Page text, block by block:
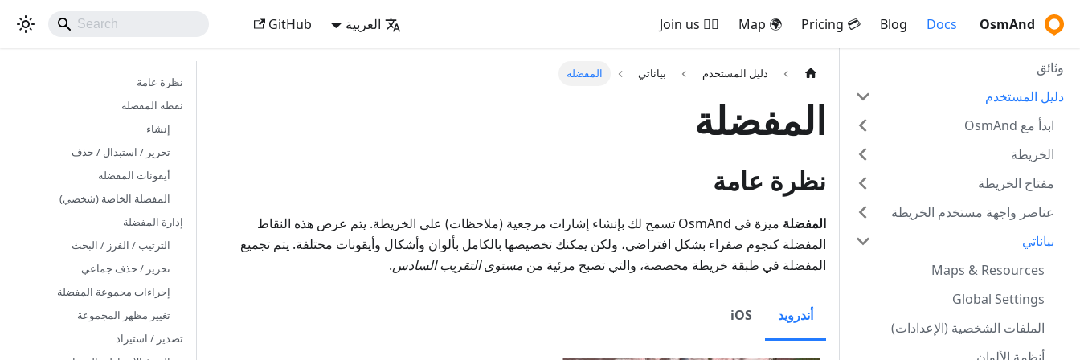
OsmAnd
Docs
Blog
💳 Pricing
🌍 Map
🚵‍♂️ Join us العربية GitHub
وثائق
دليل المستخدم
ابدأ مع OsmAnd
الخريطة
مفتاح الخريطة
عناصر واجهة مستخدم الخريطة
بياناتي
Maps & Resources
Global Settings
الملفات الشخصية (الإعدادات)
دليل المستخدم بياناتي المفضلة
المفضلة
نظرة عامة
المفضلة
ميزة في OsmAnd تسمح لك بإنشاء إشارات مرجعية (ملاحظات) على الخريطة. يتم عرض هذه النقاط
المفضلة كنجوم صفراء بشكل افتراضي، ولكن يمكنك تخصيصها بالكامل بألوان وأشكال وأيقونات مختلفة. يتم تجميع
المفضلة في طبقة خريطة مخصصة، والتي تصبح مرئية من مستوى التقريب السادس.
أندرويد iOS
نظرة عامة
نقطة المفضلة
إنشاء
تحرير / استبدال / حذف
أيقونات المفضلة
المفضلة الخاصة (شخصي)
إدارة المفضلة
الترتيب / الفرز / البحث
تحرير / حذف جماعي
إجراءات مجموعة المفضلة
تغيير مظهر المجموعة
تصدير / استيراد